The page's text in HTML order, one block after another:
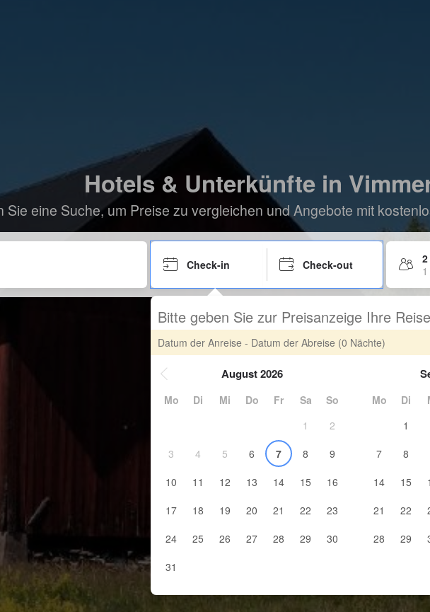
Hotels & Unterkünfte in
Sie eine Suche, um Preise zu vergleichen und Angebote mit
Check-in Check-out
Bitte geben Sie zur Preisanzeige Ihre
Datum der Anreise - Datum der Abreise (0 Nächte)
August 2026
Mo Di Mi Do Fr Sa
So
1
2
3
4 5 6 7 8
9
10
11 12 13 14 15
16
17
18 19 20 21 22
23
24
25 26 27 28 29
30
31
Mo Di
1
7
8
14
15
21
22
28
29